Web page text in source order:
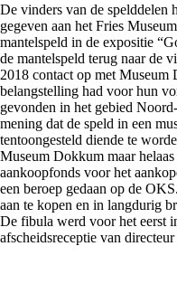
De vinders van de spelddelen
gegeven aan het Fries
mantelspeld in de expositie
de mantelspeld terug naar de
2018 contact op met Museum
belangstelling had voor hun
gevonden in het gebied
mening dat de speld in een
tentoongesteld diende te
Museum Dokkum maar
aankoopfonds voor het
een beroep gedaan op de
aan te kopen en in langdurig
De fibula werd voor het eerst
afscheidsreceptie van